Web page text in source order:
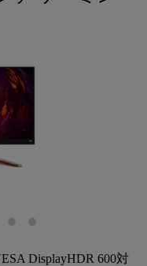
DisplayHDR 600対